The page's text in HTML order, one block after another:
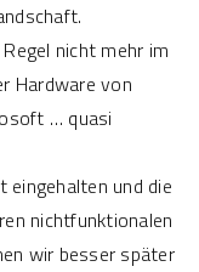
nicht mehr im
Hardware von
… quasi
und die
nichtfunktionalen
wir besser später